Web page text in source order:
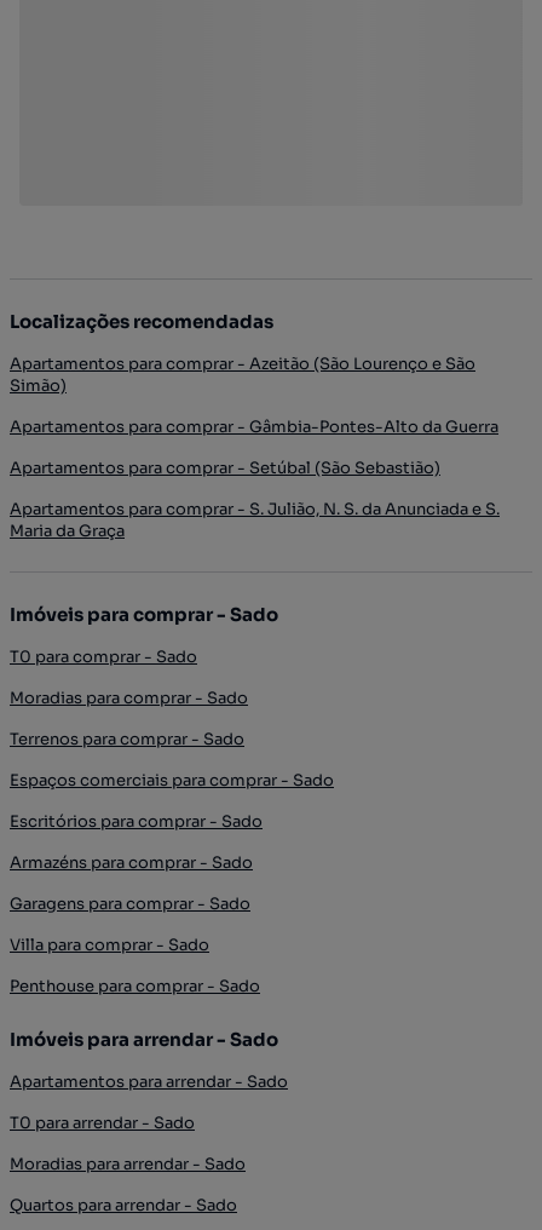
Localizações recomendadas
Apartamentos para comprar - Azeitão (São Lourenço e São
Simão)
Apartamentos para comprar - Gâmbia-Pontes-Alto da Guerra
Apartamentos para comprar - Setúbal (São Sebastião)
Apartamentos para comprar - S. Julião, N. S. da Anunciada e S.
Maria da Graça
Imóveis para comprar - Sado
T0 para comprar - Sado
Moradias para comprar - Sado
Terrenos para comprar - Sado
Espaços comerciais para comprar - Sado
Escritórios para comprar - Sado
Armazéns para comprar - Sado
Garagens para comprar - Sado
Villa para comprar - Sado
Penthouse para comprar - Sado
Imóveis para arrendar - Sado
Apartamentos para arrendar - Sado
T0 para arrendar - Sado
Moradias para arrendar - Sado
Quartos para arrendar - Sado